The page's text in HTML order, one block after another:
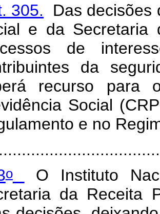
305. Das decisões
e da Secretaria
de
da
recurso para
Social
e no
o
O Instituto
da Receita